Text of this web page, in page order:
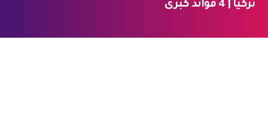
تركيا | 4 فوائد كبرى